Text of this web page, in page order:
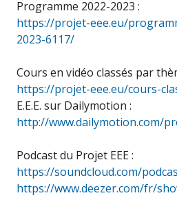
Programme 2022-2023 :
https://projet-eee.eu/
2023-6117/
Cours en vidéo classés par
https://projet-eee.eu/cours-
E.E.E. sur Dailymotion :
http://www.dailymotion.com/
Podcast du Projet EEE :
https://soundcloud.com/
https://www.deezer.com/fr/